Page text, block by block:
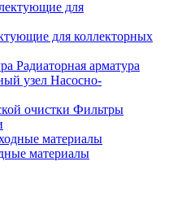
для коллекторных
Радиаторная арматура
Насосно-
Фильтры
материалы